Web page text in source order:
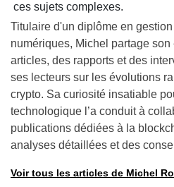
ces sujets complexes.
Titulaire d'un diplôme en
numériques, Michel partage
articles, des rapports et des
ses lecteurs sur les évolutions
crypto. Sa curiosité insatiable
technologique l’a conduit à
publications dédiées à la
analyses détaillées et des
Voir tous les articles de Michel